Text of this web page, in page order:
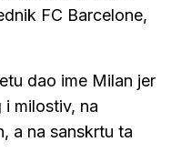
FC Barcelone,
dao ime Milan jer
milostiv, na
a na sanskrtu ta